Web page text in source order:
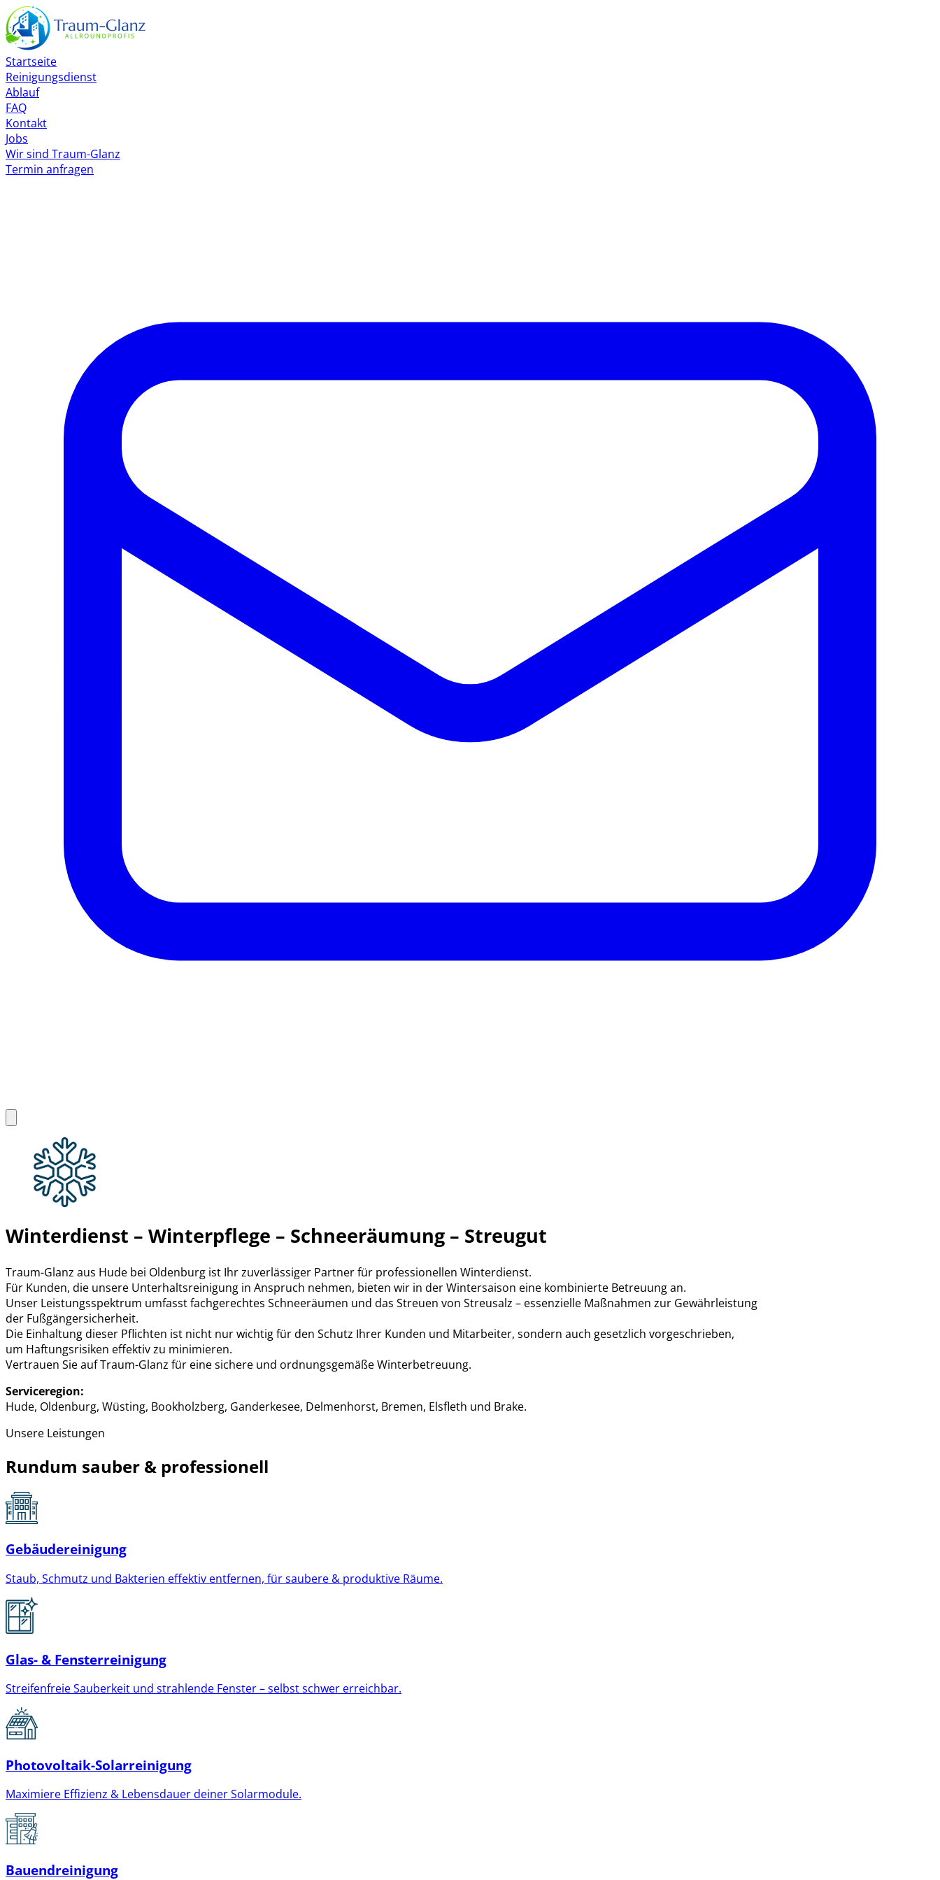
Startseite
Reinigungsdienst
Ablauf
FAQ
Kontakt
Jobs
Wir sind Traum-Glanz
Termin anfragen
Winterdienst – Winterpflege – Schneeräumung – Streugut
Traum-Glanz aus Hude bei Oldenburg ist Ihr zuverlässiger Partner für professionellen Winterdienst.
Für Kunden, die unsere Unterhaltsreinigung in Anspruch nehmen, bieten wir in der Wintersaison eine kombinierte Betreuung an.
Unser Leistungsspektrum umfasst fachgerechtes Schneeräumen und das Streuen von Streusalz – essenzielle Maßnahmen zur Gewährleistung
der Fußgängersicherheit.
Die Einhaltung dieser Pflichten ist nicht nur wichtig für den Schutz Ihrer Kunden und Mitarbeiter, sondern auch gesetzlich vorgeschrieben,
um Haftungsrisiken effektiv zu minimieren.
Vertrauen Sie auf Traum-Glanz für eine sichere und ordnungsgemäße Winterbetreuung.
Serviceregion:
Hude, Oldenburg, Wüsting, Bookholzberg, Ganderkesee, Delmenhorst, Bremen, Elsfleth und Brake.
Unsere Leistungen
Rundum sauber & professionell
Gebäudereinigung
Staub, Schmutz und Bakterien effektiv entfernen, für saubere & produktive Räume.
Glas- & Fensterreinigung
Streifenfreie Sauberkeit und strahlende Fenster – selbst schwer erreichbar.
Photovoltaik-Solarreinigung
Maximiere Effizienz & Lebensdauer deiner Solarmodule.
Bauendreinigung